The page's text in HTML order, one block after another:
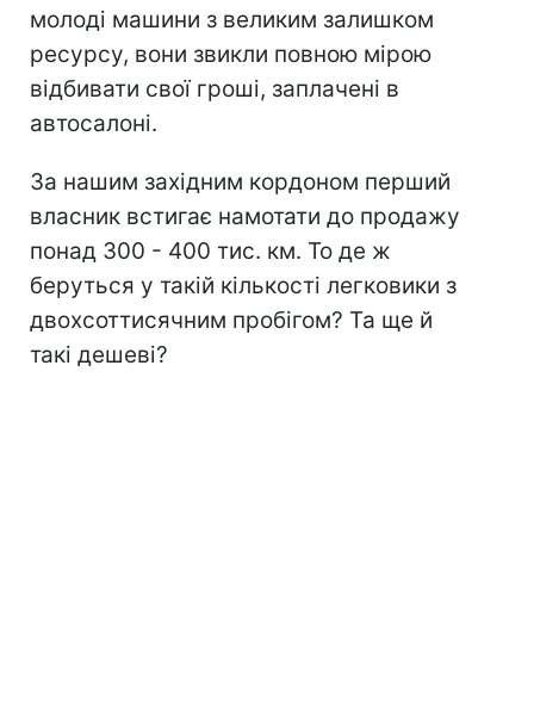
молоді машини з великим залишком
ресурсу, вони звикли повною мірою
відбивати свої гроші, заплачені в
автосалоні.
За нашим західним кордоном перший
власник встигає намотати до продажу
понад 300 - 400 тис. км. То де ж
беруться у такій кількості легковики з
двохсоттисячним пробігом? Та ще й
такі дешеві?